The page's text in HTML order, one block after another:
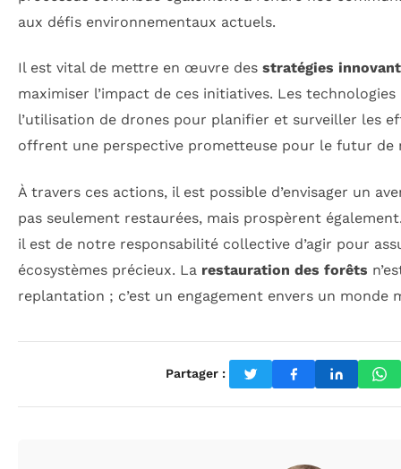
aux défis environnementaux actuels.
Il est vital de mettre en œuvre des stratégies
maximiser l’impact de ces initiatives. Les
l’utilisation de drones pour planifier et surveiller les
offrent une perspective prometteuse pour le futur de
À travers ces actions, il est possible d’envisager un
pas seulement restaurées, mais prospèrent
il est de notre responsabilité collective d’agir pour
écosystèmes précieux. La restauration des forêts
replantation ; c’est un engagement envers un monde
Partager :